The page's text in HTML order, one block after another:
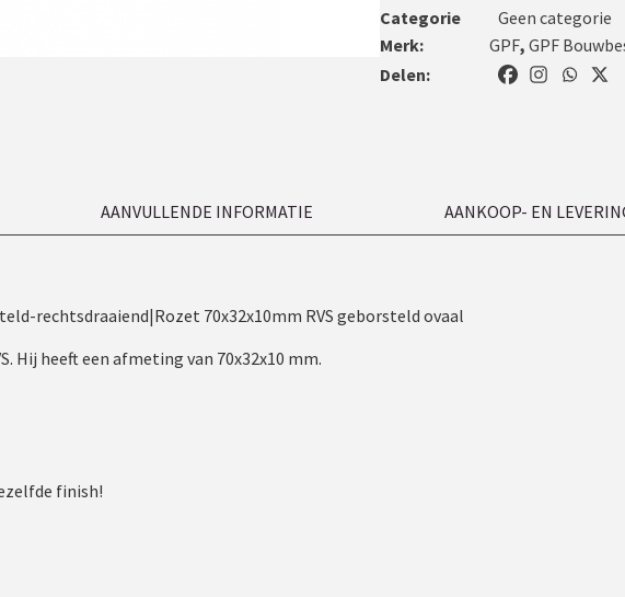
Categorie
Geen categorie
Merk:
GPF, GPF
Delen:
AANVULLENDE INFORMATIE AANKOOP- EN
rechtsdraaiend|Rozet 70x32x10mm RVS geborsteld ovaal
Hij heeft een afmeting van 70x32x10 mm.
finish!